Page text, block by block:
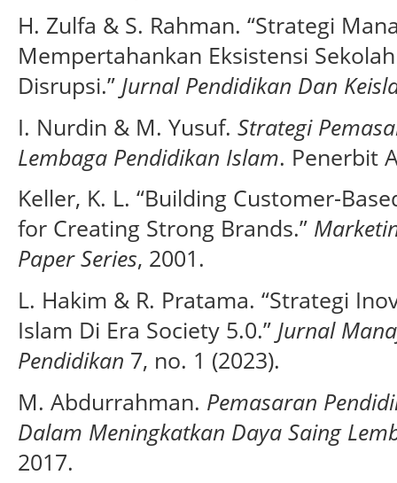
H. Zulfa & S. Rahman. “Strategi
Mempertahankan Eksistensi
Disrupsi.” Jurnal Pendidikan Dan
I. Nurdin & M. Yusuf. Strategi
Lembaga Pendidikan Islam. Penerbit
Keller, K. L. “Building Customer-
for Creating Strong Brands.”
Paper Series, 2001.
L. Hakim & R. Pratama. “Strategi
Islam Di Era Society 5.0.” Jurnal
Pendidikan 7, no. 1 (2023).
M. Abdurrahman. Pemasaran
Dalam Meningkatkan Daya Saing
2017.